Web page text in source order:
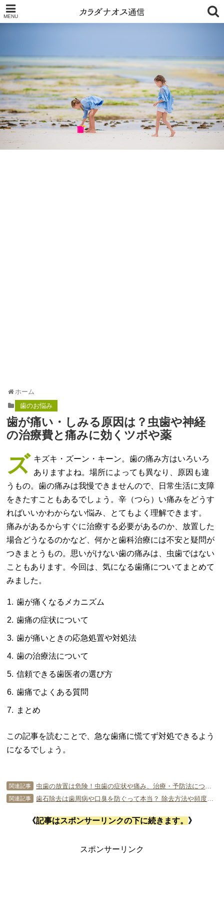
ホーム
歯のお悩み
歯が痛い・しみる原因は？虫歯や神経
の治療費と痛みに効くツボや薬
ズ キズキ・ズーン・キーン。歯の痛み方はいろいろ
ありますよね。場所によっても異なり、原因も違
うもの。歯の痛みは我慢できませんので、日常生活に支障
をきたすこともあるでしょう。辛（つら）い痛みをどうす
ればいいかわからない悩み、とてもよく理解できます。
痛みがあるからすぐに治療する必要があるのか、放置した
場合どうなるのかなど、何かと歯科治療には不安と疑問が
つきまとうもの。思いがけない歯の痛みは、虫歯ではない
こともあります。今回は、気になる歯痛についてまとめて
みました。
歯が痛くなるメカニズム
歯痛の症状について
歯が痛いときの応急処置や対処法
歯の治療法について
信頼できる歯医者の選び方
歯痛でよくある質問
まとめ
この記事を読むことで、急な歯痛に慌てず対処できるよう
になるでしょう。
関連記事 虫歯の放置は危険！虫歯の症状や痛み、治療・予防法について徹底解説
関連記事 歯石除去は歯周病や口臭を防ぐって本当？ 除去方法や頻度も紹介！
《記事はスポンサーリンクの下に続きます。 》
スポンサーリンク